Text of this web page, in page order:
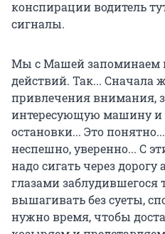
конспирации водитель
сигналы.
Мы с Машей запоминаем
действий. Так... Сначала
привлечения внимания,
интересующую машину и
остановки... Это
неспешно, уверенно... С
надо сигать через
глазами заблудившегося
вышагивать без суеты,
нужно время, чтобы